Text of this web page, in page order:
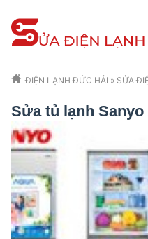
ĐIỆN LẠNH ĐỨC HẢI » SỬA
Sửa tủ lạnh Sanyo